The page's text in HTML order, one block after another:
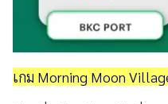
เกม Morning Moon